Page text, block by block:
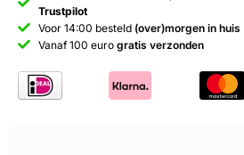
Trustpilot
Voor 14:00 besteld (over)morgen in huis
Vanaf 100 euro gratis verzonden